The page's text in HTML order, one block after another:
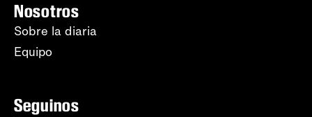
Nosotros
Sobre la diaria
Equipo
Seguinos